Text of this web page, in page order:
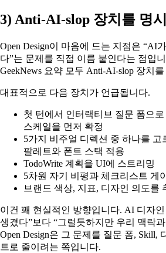
3) Anti-AI-slop 장치를 명
Open Design이 마음에 드는 지점은 “AI
다”는 문제를 직접 이름 붙인다는 점입
GeekNews 요약 모두 Anti-AI-slop 장치
대표적으로 다음 장치가 언급됩니다.
첫 턴에서 인터랙티브 질문 폼으
스케일을 먼저 확정
5가지 비주얼 디렉션 중 하나를 고
팔레트와 폰트 스택 적용
TodoWrite 계획을 UI에 스트리밍
5차원 자기 비평과 체크리스트 게
브랜드 색상, 지표, 디자인 의도를
이건 꽤 현실적인 방향입니다. AI 디자
생겼다”보다 “그럴듯하지만 우리 맥락
Open Design은 그 문제를 질문 폼, Skill,
트로 줄이려는 쪽입니다.